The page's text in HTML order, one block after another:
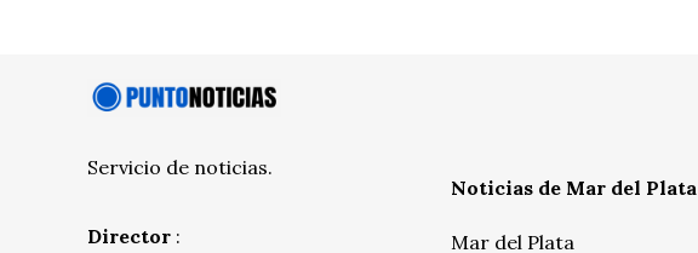
Servicio de noticias.
Director :
Noticias de Mar del Plata
Mar del Plata